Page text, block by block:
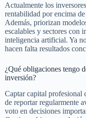
Actualmente los
rentabilidad por encima
Además, priorizan
escalables y sectores con
inteligencia artificial. Ya
hacen falta resultados
¿Qué obligaciones tengo
inversión?
Captar capital profesional
de reportar regularmente
voto en decisiones